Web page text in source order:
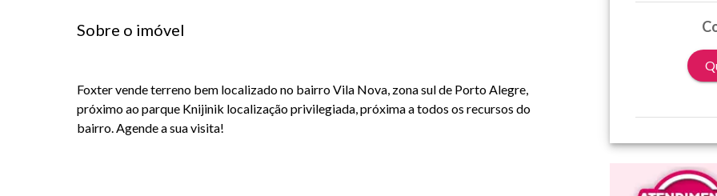
Sobre o imóvel
Foxter vende terreno bem localizado no bairro Vila Nova, zona sul de Porto Alegre,
próximo ao parque Knijinik localização privilegiada, próxima a todos os recursos do
bairro. Agende a sua visita!